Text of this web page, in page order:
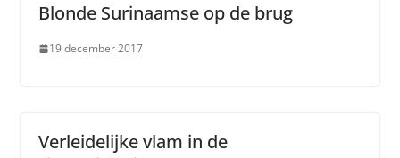
Blonde Surinaamse op de brug
19 december 2017
Verleidelijke vlam in de